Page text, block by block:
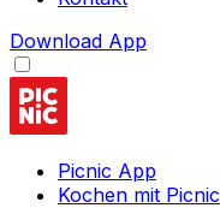
Download App
Picnic App
Kochen mit Picnic